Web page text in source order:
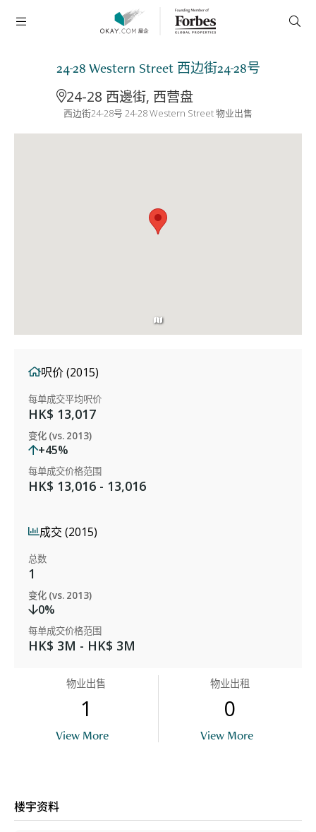
24-28 Western Street 西边街24-28号
24-28 西邊街, 西营盘
西边街24-28号 24-28 Western Street 物业出售
呎价 (2015)
每单成交平均呎价
HK$ 13,017
变化 (vs. 2013)
+45%
每单成交价格范围
HK$ 13,016 - 13,016
成交 (2015)
总数
1
变化 (vs. 2013)
0%
每单成交价格范围
HK$ 3M - HK$ 3M
物业出售
1
View More
物业出租
0
View More
楼宇资料